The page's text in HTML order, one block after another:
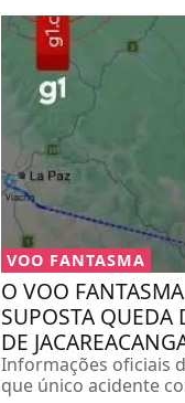
VOO FANTASMA
O VOO
SUPOSTA QUEDA
DE
Informações oficiais
que único acidente